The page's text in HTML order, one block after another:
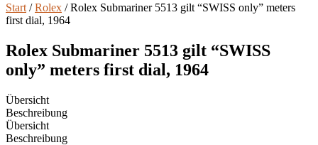
Start /Rolex / Rolex Submariner 5513 gilt “SWISS only” meters
first dial, 1964
Rolex Submariner 5513 gilt “SWISS
only” meters first dial, 1964
Übersicht
Beschreibung
Übersicht
Beschreibung